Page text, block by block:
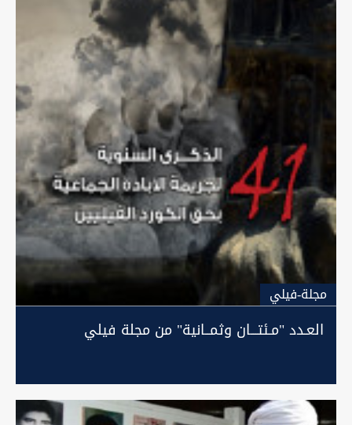
مجلة-فيلي
العـدد "مـئتـــان وثمــانية" من مجلة فيلي